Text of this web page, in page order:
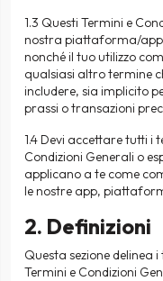
1.3 Questi Termini e
nostra piattaforma/app
nonché il tuo utilizzo
qualsiasi altro termine
includere, sia implicito
prassi o transazioni
1.4 Devi accettare tutti i
Condizioni Generali o
applicano a te come
le nostre app,
2. Definizioni
Questa sezione delinea
Termini e Condizioni